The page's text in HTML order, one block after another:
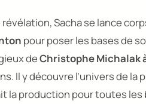
Sacha se lance
pour poser les bases de
deChristophe Michalak
Il y découvre l’univers de la
la production pour toutes